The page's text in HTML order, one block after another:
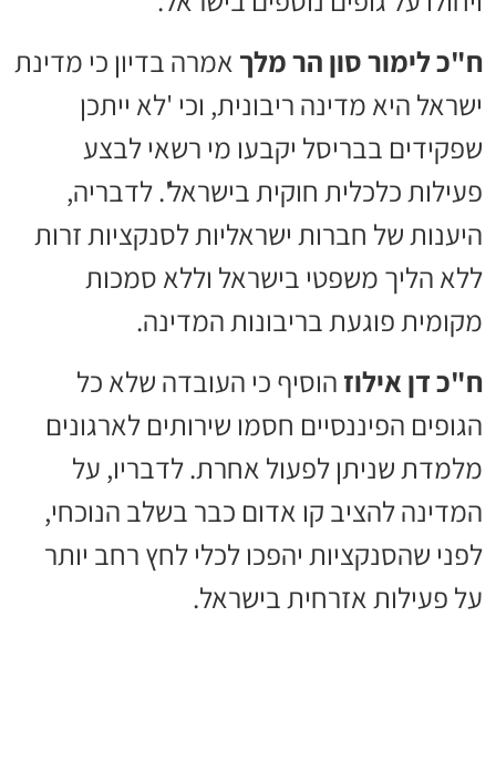
ח"כ לימור סון הר מלך אמרה בדיון כי מדינת
ישראל היא מדינה ריבונית, וכי 'לא ייתכן
שפקידים בבריסל יקבעו מי רשאי לבצע
פעילות כלכלית חוקית בישראל'. לדבריה,
היענות של חברות ישראליות לסנקציות זרות
ללא הליך משפטי בישראל וללא סמכות
מקומית פוגעת בריבונות המדינה.
ח"כ דן אילוז הוסיף כי העובדה שלא כל
הגופים הפיננסיים חסמו שירותים לארגונים
מלמדת שניתן לפעול אחרת. לדבריו, על
המדינה להציב קו אדום כבר בשלב הנוכחי,
לפני שהסנקציות יהפכו לכלי לחץ רחב יותר
על פעילות אזרחית בישראל.